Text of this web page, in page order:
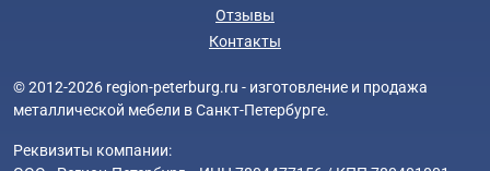
Отзывы
Контакты
© 2012-2026 region-peterburg.ru - изготовление и продажа
металлической мебели в Санкт-Петербурге.
Реквизиты компании: